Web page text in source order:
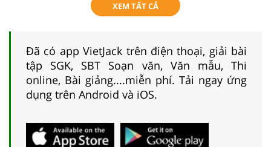
XEM TẤT CẢ
Đã có app VietJack trên điện thoại, giải bài
tập SGK, SBT Soạn văn, Văn mẫu, Thi
online, Bài giảng....miễn phí. Tải ngay ứng
dụng trên Android và iOS.